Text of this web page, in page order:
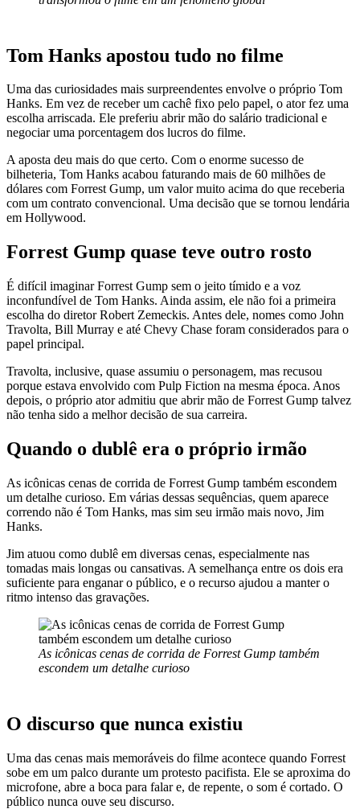
Tom Hanks apostou tudo no filme
Uma das curiosidades mais surpreendentes envolve o próprio Tom
Hanks. Em vez de receber um cachê fixo pelo papel, o ator fez uma
escolha arriscada. Ele preferiu abrir mão do salário tradicional e
negociar uma porcentagem dos lucros do filme.
A aposta deu mais do que certo. Com o enorme sucesso de
bilheteria, Tom Hanks acabou faturando mais de 60 milhões de
dólares com Forrest Gump, um valor muito acima do que receberia
com um contrato convencional. Uma decisão que se tornou lendária
em Hollywood.
Forrest Gump quase teve outro rosto
É difícil imaginar Forrest Gump sem o jeito tímido e a voz
inconfundível de Tom Hanks. Ainda assim, ele não foi a primeira
escolha do diretor Robert Zemeckis. Antes dele, nomes como John
Travolta, Bill Murray e até Chevy Chase foram considerados para o
papel principal.
Travolta, inclusive, quase assumiu o personagem, mas recusou
porque estava envolvido com Pulp Fiction na mesma época. Anos
depois, o próprio ator admitiu que abrir mão de Forrest Gump talvez
não tenha sido a melhor decisão de sua carreira.
Quando o dublê era o próprio irmão
As icônicas cenas de corrida de Forrest Gump também escondem
um detalhe curioso. Em várias dessas sequências, quem aparece
correndo não é Tom Hanks, mas sim seu irmão mais novo, Jim
Hanks.
Jim atuou como dublê em diversas cenas, especialmente nas
tomadas mais longas ou cansativas. A semelhança entre os dois era
suficiente para enganar o público, e o recurso ajudou a manter o
ritmo intenso das gravações.
As icônicas cenas de corrida de Forrest Gump também
escondem um detalhe curioso
O discurso que nunca existiu
Uma das cenas mais memoráveis do filme acontece quando Forrest
sobe em um palco durante um protesto pacifista. Ele se aproxima do
microfone, abre a boca para falar e, de repente, o som é cortado. O
público nunca ouve seu discurso.